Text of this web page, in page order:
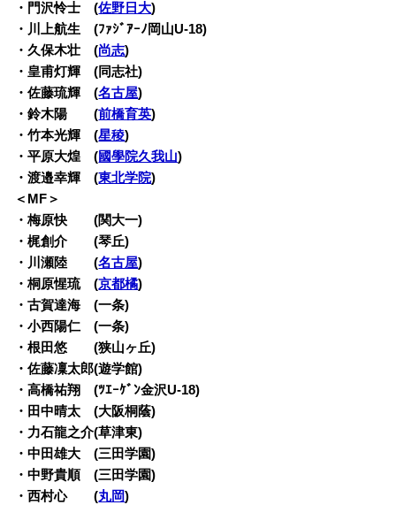
・門沢怜士 (佐野日大)
・川上航生 (ﾌｧｼﾞｱｰﾉ岡山U-18)
・久保木壮 (尚志)
・皇甫灯輝 (同志社)
・佐藤琉輝 (名古屋)
・鈴木陽 (前橋育英)
・竹本光輝 (星稜)
・平原大煌 (國學院久我山)
・渡邉幸輝 (東北学院)
＜MF＞
・梅原快 (関大一)
・梶創介 (琴丘)
・川瀬陸 (名古屋)
・桐原惺琉 (京都橘)
・古賀達海 (一条)
・小西陽仁 (一条)
・根田悠 (狭山ヶ丘)
・佐藤凜太郎(遊学館)
・高橋祐翔 (ﾂｴｰｹﾞﾝ金沢U-18)
・田中晴太 (大阪桐蔭)
・力石龍之介(草津東)
・中田雄大 (三田学園)
・中野貴順 (三田学園)
・西村心 (丸岡)